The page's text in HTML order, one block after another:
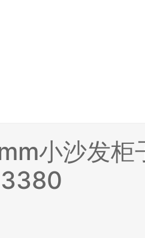
小沙发柜